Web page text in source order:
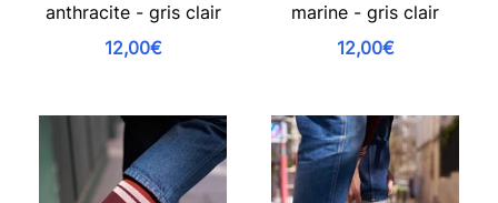
anthracite - gris clair
12,00€
marine - gris clair
12,00€